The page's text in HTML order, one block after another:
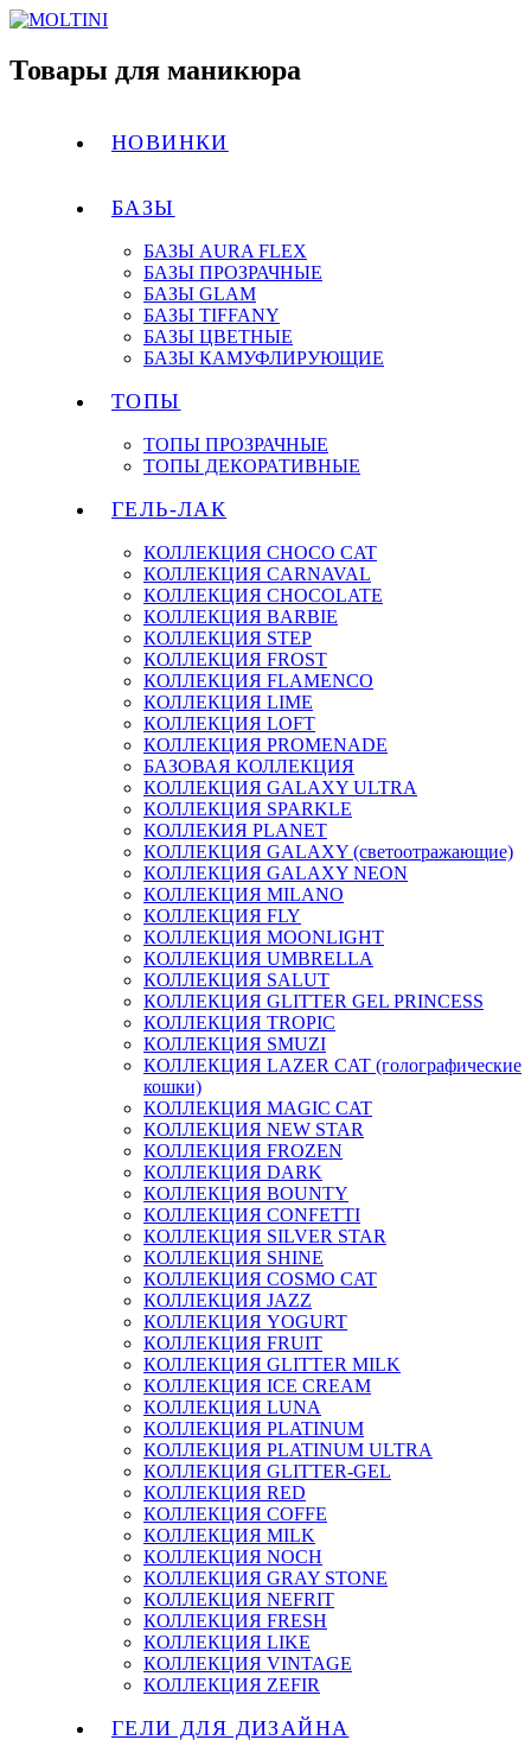
Товары для маникюра
НОВИНКИ
БАЗЫ
БАЗЫ AURA FLEX
БАЗЫ ПРОЗРАЧНЫЕ
БАЗЫ GLAM
БАЗЫ TIFFANY
БАЗЫ ЦВЕТНЫЕ
БАЗЫ КАМУФЛИРУЮЩИЕ
ТОПЫ
ТОПЫ ПРОЗРАЧНЫЕ
ТОПЫ ДЕКОРАТИВНЫЕ
ГЕЛЬ-ЛАК
КОЛЛЕКЦИЯ CHOCO CAT
КОЛЛЕКЦИЯ CARNAVAL
КОЛЛЕКЦИЯ CHOCOLATE
КОЛЛЕКЦИЯ BARBIE
КОЛЛЕКЦИЯ STEP
КОЛЛЕКЦИЯ FROST
КОЛЛЕКЦИЯ FLAMENCO
КОЛЛЕКЦИЯ LIME
КОЛЛЕКЦИЯ LOFT
КОЛЛЕКЦИЯ PROMENADE
БАЗОВАЯ КОЛЛЕКЦИЯ
КОЛЛЕКЦИЯ GALAXY ULTRA
КОЛЛЕКЦИЯ SPARKLE
КОЛЛЕКИЯ PLANET
КОЛЛЕКЦИЯ GALAXY (светоотражающие)
КОЛЛЕКЦИЯ GALAXY NEON
КОЛЛЕКЦИЯ MILANO
КОЛЛЕКЦИЯ FLY
КОЛЛЕКЦИЯ MOONLIGHT
КОЛЛЕКЦИЯ UMBRELLA
КОЛЛЕКЦИЯ SALUT
КОЛЛЕКЦИЯ GLITTER GEL PRINCESS
КОЛЛЕКЦИЯ TROPIC
КОЛЛЕКЦИЯ SMUZI
КОЛЛЕКЦИЯ LAZER CAT (голографические
кошки)
КОЛЛЕКЦИЯ MAGIC CAT
КОЛЛЕКЦИЯ NEW STAR
КОЛЛЕКЦИЯ FROZEN
КОЛЛЕКЦИЯ DARK
КОЛЛЕКЦИЯ BOUNTY
КОЛЛЕКЦИЯ CONFETTI
КОЛЛЕКЦИЯ SILVER STAR
КОЛЛЕКЦИЯ SHINE
КОЛЛЕКЦИЯ COSMO CAT
КОЛЛЕКЦИЯ JAZZ
КОЛЛЕКЦИЯ YOGURT
КОЛЛЕКЦИЯ FRUIT
КОЛЛЕКЦИЯ GLITTER MILK
КОЛЛЕКЦИЯ ICE CREAM
КОЛЛЕКЦИЯ LUNA
КОЛЛЕКЦИЯ PLATINUM
КОЛЛЕКЦИЯ PLATINUM ULTRA
КОЛЛЕКЦИЯ GLITTER-GEL
КОЛЛЕКЦИЯ RED
КОЛЛЕКЦИЯ COFFE
КОЛЛЕКЦИЯ MILK
КОЛЛЕКЦИЯ NOCH
КОЛЛЕКЦИЯ GRAY STONE
КОЛЛЕКЦИЯ NEFRIT
КОЛЛЕКЦИЯ FRESH
КОЛЛЕКЦИЯ LIKE
КОЛЛЕКЦИЯ VINTAGE
КОЛЛЕКЦИЯ ZEFIR
ГЕЛИ ДЛЯ ДИЗАЙНА